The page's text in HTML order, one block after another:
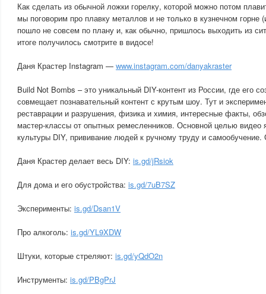
Как сделать из обычной ложки горелку, которой можно потом
мы поговорим про плавку металлов и не только в кузнечном горне
пошло не совсем по плану и, как обычно, пришлось выходить из
итоге получилось смотрите в видосе!
Даня Крастер Instagram — www.instagram.com/danyakraster
Build Not Bombs – это уникальный DIY-контент из России, где его
совмещает познавательный контент с крутым шоу. Тут и
реставрации и разрушения, физика и химия, интересные факты,
мастер-классы от опытных ремесленников. Основной целью видео
культуры DIY, прививание людей к ручному труду и
Даня Крастер делает весь DIY: is.gd/jRsiok
Для дома и его обустройства: is.gd/7uB7SZ
Эксперименты: is.gd/Dsan1V
Про алкоголь: is.gd/YL9XDW
Штуки, которые стреляют: is.gd/yQdO2n
Инструменты: is.gd/PBgPrJ